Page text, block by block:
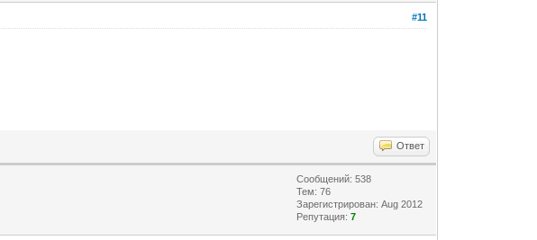
#11
Ответ
Сообщений: 538
Тем: 76
Зарегистрирован: Aug 2012
Репутация:7